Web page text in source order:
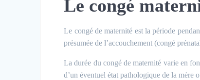
Le congé
Le congé de maternité est la période
présumée de l’accouchement (congé
La durée du congé de maternité varie en
d’un éventuel état pathologique de la mère